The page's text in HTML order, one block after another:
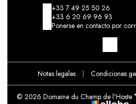
+33 7 49 25 50 26
+33 6 20 69 96 93
Ponerse en contacto por
Notas legales | Condiciones
© 2026 Domaine du Champ de l'Hoste